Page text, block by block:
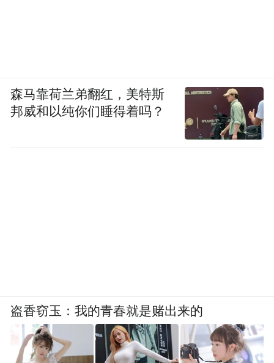
森马靠荷兰弟翻红，美特斯
邦威和以纯你们睡得着吗？
盗香窃玉：我的青春就是赌出来的